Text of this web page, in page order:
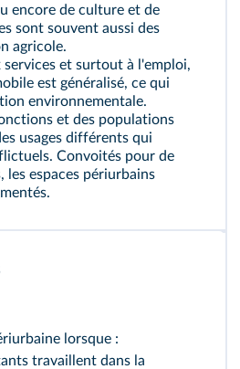
encore de culture et de
sont souvent aussi des
agricole.
services et surtout à l'emploi,
est généralisé, ce qui
environnementale.
et des populations
usages différents qui
Convoités pour de
les espaces périurbains
lorsque :
travaillent dans la